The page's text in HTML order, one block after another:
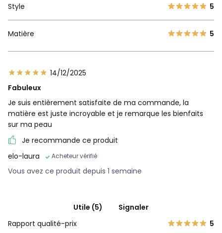
Style 5
Matière 5
14/12/2025
Fabuleux
Je suis entièrement satisfaite de ma commande, la
matière est juste incroyable et je remarque les bienfaits
sur ma peau
Je recommande ce produit
elo-laura
Acheteur vérifié
Vous avez ce produit depuis 1 semaine
Utile (5)
Signaler
Rapport qualité-prix
5